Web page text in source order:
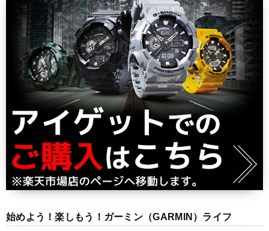
始めよう！楽しもう！ガーミン（GARMIN）ライフ